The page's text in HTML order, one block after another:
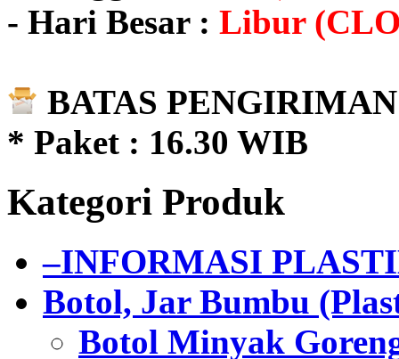
- Hari Besar : Libur
BATAS
* Paket : 16.30 WIB
Kategori Produk
–INFORMASI
Botol, Jar Bumbu
Botol Minyak